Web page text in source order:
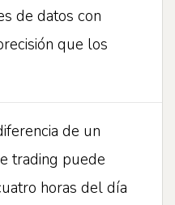
de datos con
que los
de un
trading puede
horas del día